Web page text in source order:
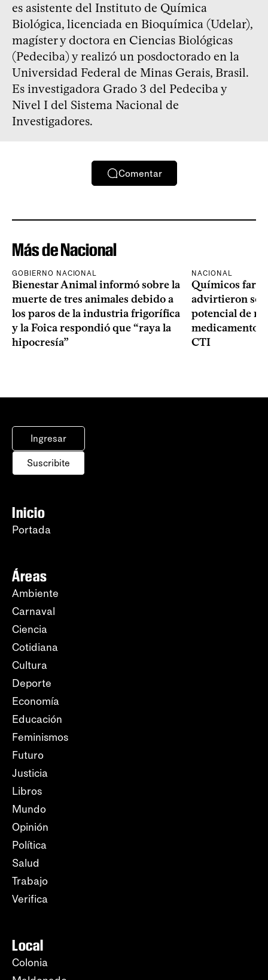
es asistente del Instituto de Química
Biológica, licenciada en Bioquímica (Udelar),
magíster y doctora en Ciencias Biológicas
(Pedeciba) y realizó un posdoctorado en la
Universidad Federal de Minas Gerais, Brasil.
Es investigadora Grado 3 del Pedeciba y
Nivel I del Sistema Nacional de
Investigadores.
Comentar
Más de Nacional
GOBIERNO NACIONAL
Bienestar Animal informó sobre la
muerte de tres animales debido a
los paros de la industria frigorífica
y la Foica respondió que “raya la
hipocresía”
NACIONAL
Químicos
advirtieron
potencial de
medicamentos
CTI
Ingresar
Suscribite
Inicio
Portada
Áreas
Ambiente
Carnaval
Ciencia
Cotidiana
Cultura
Deporte
Economía
Educación
Feminismos
Futuro
Justicia
Libros
Mundo
Opinión
Política
Salud
Trabajo
Verifica
Local
Colonia